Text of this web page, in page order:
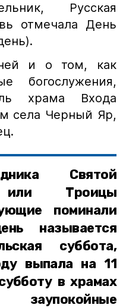
Русская
отмечала День
и о том, как
богослужения,
храма Входа
села Черный Яр,
Святой
или Троицы
поминали
называется
суббота,
выпала на 11
в храмах